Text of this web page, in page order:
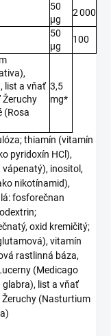
50
μg
2 000
50
μg
100
list a vňať
Žeruchy
(Rosa
3,5
mg*
thiamín (vitamín
pyridoxín HCl),
inositol,
nikotínamid),
fosforečnan
oxid kremičitý;
vitamín
rastlinná báza,
(Medicago
list a vňať
Žeruchy (Nasturtium